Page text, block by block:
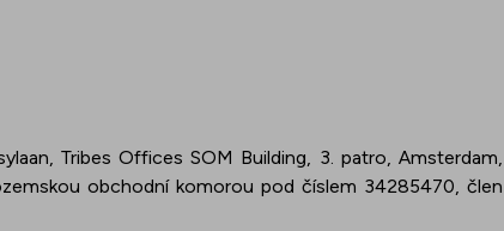
Tribes Offices SOM Building, 3. patro, Amsterdam,
obchodní komorou pod číslem 34285470, člen